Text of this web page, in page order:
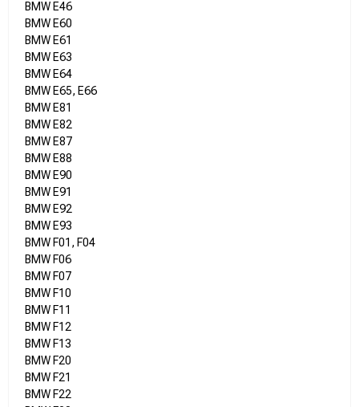
BMW E46
BMW E60
BMW E61
BMW E63
BMW E64
BMW E65, E66
BMW E81
BMW E82
BMW E87
BMW E88
BMW E90
BMW E91
BMW E92
BMW E93
BMW F01, F04
BMW F06
BMW F07
BMW F10
BMW F11
BMW F12
BMW F13
BMW F20
BMW F21
BMW F22